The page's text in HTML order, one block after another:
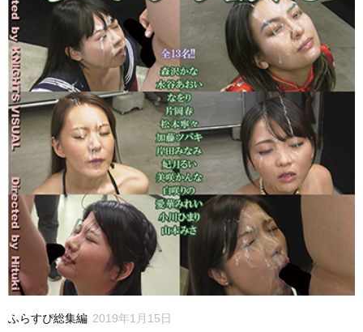
ふらすぴ総集編 2019年1月15日